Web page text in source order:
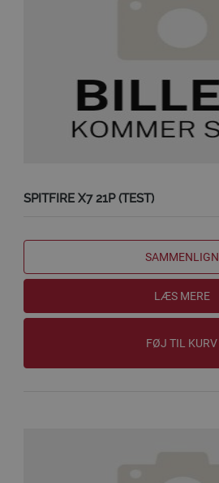
SPITFIRE X7 21P (TEST)
SAMMENLIGN
LÆS MERE
FØJ TIL KURV